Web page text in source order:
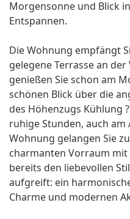
Morgensonne und Blick
Entspannen.
Die Wohnung empfängt
gelegene Terrasse an
genießen Sie schon am
schönen Blick über die
des Höhenzugs Kühlung
ruhige Stunden, auch
Wohnung gelangen Sie
charmanten Vorraum
bereits den liebevollen
aufgreift: ein
Charme und modernen